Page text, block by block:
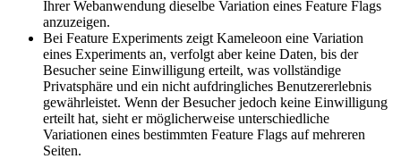
Ihrer Webanwendung dieselbe Variation eines Feature Flags
anzuzeigen.
Bei Feature Experiments zeigt Kameleoon eine Variation
eines Experiments an, verfolgt aber keine Daten, bis der
Besucher seine Einwilligung erteilt, was vollständige
Privatsphäre und ein nicht aufdringliches Benutzererlebnis
gewährleistet. Wenn der Besucher jedoch keine Einwilligung
erteilt hat, sieht er möglicherweise unterschiedliche
Variationen eines bestimmten Feature Flags auf mehreren
Seiten.